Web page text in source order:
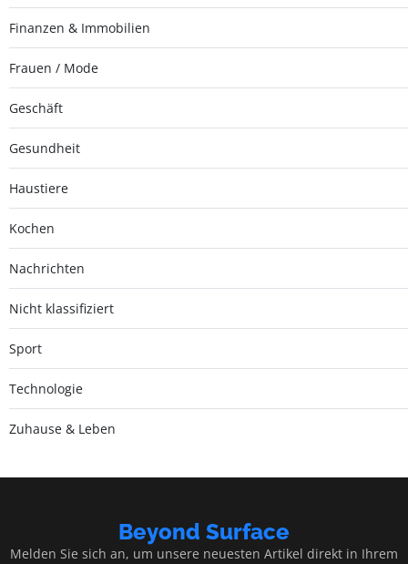
Finanzen & Immobilien
Frauen / Mode
Geschäft
Gesundheit
Haustiere
Kochen
Nachrichten
Nicht klassifiziert
Sport
Technologie
Zuhause & Leben
Beyond Surface
Melden Sie sich an, um unsere neuesten Artikel direkt in Ihrem